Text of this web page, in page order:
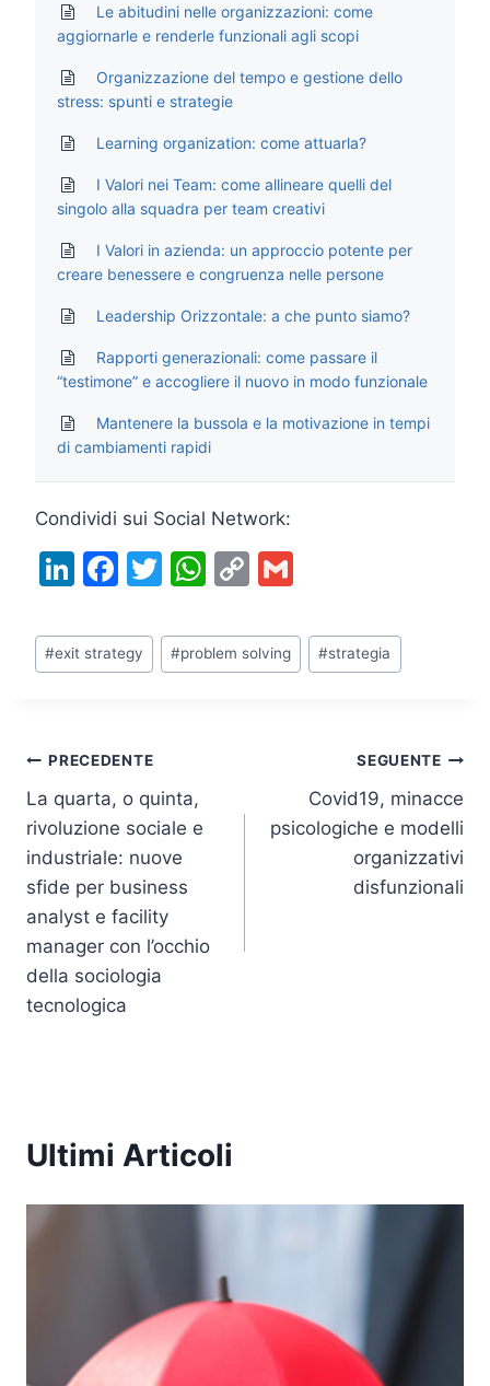
Le abitudini nelle organizzazioni: come
aggiornarle e renderle funzionali agli scopi
Organizzazione del tempo e gestione dello
stress: spunti e strategie
Learning organization: come attuarla?
I Valori nei Team: come allineare quelli del
singolo alla squadra per team creativi
I Valori in azienda: un approccio potente per
creare benessere e congruenza nelle persone
Leadership Orizzontale: a che punto siamo?
Rapporti generazionali: come passare il
“testimone” e accogliere il nuovo in modo funzionale
Mantenere la bussola e la motivazione in tempi
di cambiamenti rapidi
Condividi sui Social Network:
Li
k
e
n
F
c
e
o
o
k
T
itt
er
W
at
s
C
p
y
ai
l
Tag
articolo:
#exit strategy #problem solving #strategia
Navigazione
articoli
PRECEDENTE
La quarta, o quinta,
rivoluzione sociale e
industriale: nuove
sfide per business
analyst e facility
manager con l’occhio
della sociologia
tecnologica
SEGUENTE
Covid19, minacce
psicologiche e modelli
organizzativi
disfunzionali
Ultimi Articoli